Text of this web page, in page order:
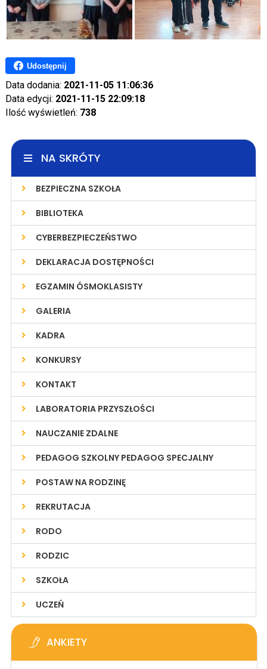
Udostępnij
Data dodania: 2021-11-05 11:06:36
Data edycji: 2021-11-15 22:09:18
Ilość wyświetleń: 738
NA SKRÓTY
BEZPIECZNA SZKOŁA
BIBLIOTEKA
CYBERBEZPIECZEŃSTWO
DEKLARACJA DOSTĘPNOŚCI
EGZAMIN ÓSMOKLASISTY
GALERIA
KADRA
KONKURSY
KONTAKT
LABORATORIA PRZYSZŁOŚCI
NAUCZANIE ZDALNE
PEDAGOG SZKOLNY PEDAGOG SPECJALNY
POSTAW NA RODZINĘ
REKRUTACJA
RODO
RODZIC
SZKOŁA
UCZEŃ
ANKIETY